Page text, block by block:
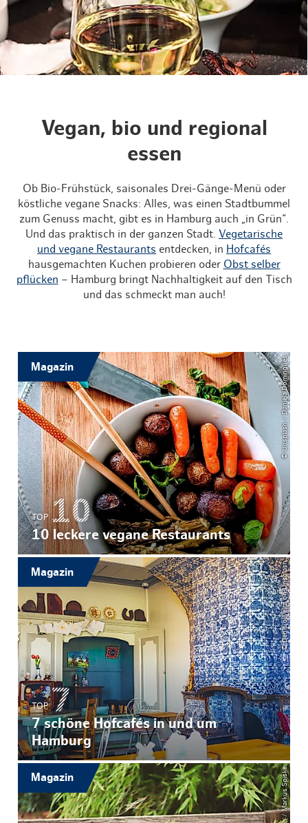
Vegan, bio und regional
essen
Ob Bio-Frühstück, saisonales Drei-Gänge-Menü oder
köstliche vegane Snacks: Alles, was einen Stadtbummel
zum Genuss macht, gibt es in Hamburg auch „in Grün“.
Und das praktisch in der ganzen Stadt. Vegetarische
und vegane Restaurants entdecken, in Hofcafés
hausgemachten Kuchen probieren oder Obst selber
pflücken – Hamburg bringt Nachhaltigkeit auf den Tisch
und das schmeckt man auch!
© Unsplash / Daniela Domingues
TOP
10 leckere vegane Restaurants
Magazin
© Denis oliveira on Unsplash
TOP
7 schöne Hofcafés in und um
Hamburg
Magazin
Magazin